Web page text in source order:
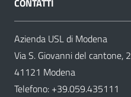
CONTATTI
Azienda USL di Modena
Via S. Giovanni del cantone,
41121 Modena
Telefono: +39.059.435111